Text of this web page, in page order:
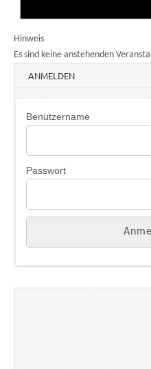
Hinweis
Es sind keine anstehenden
ANMELDEN
Benutzername
Passwort